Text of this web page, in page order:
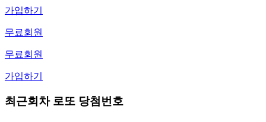
가입하기
무료회원
무료회원
가입하기
최근회차 로또 당첨번호